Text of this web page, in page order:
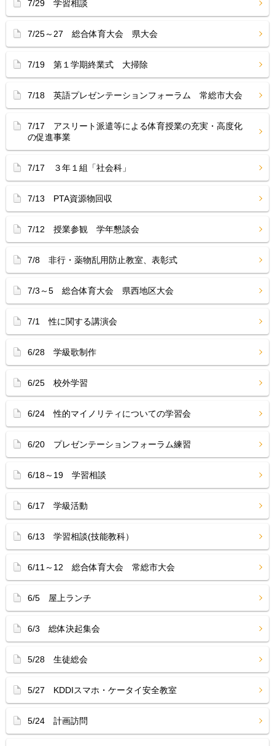
7/29 学習相談
7/25～27 総合体育大会 県大会
7/19 第１学期終業式 大掃除
7/18 英語プレゼンテーションフォーラム 常総市大会
7/17 アスリート派遣等による体育授業の充実・高度化
の促進事業
7/17 ３年１組「社会科」
7/13 PTA資源物回収
7/12 授業参観 学年懇談会
7/8 非行・薬物乱用防止教室、表彰式
7/3～5 総合体育大会 県西地区大会
7/1 性に関する講演会
6/28 学級歌制作
6/25 校外学習
6/24 性的マイノリティについての学習会
6/20 プレゼンテーションフォーラム練習
6/18～19 学習相談
6/17 学級活動
6/13 学習相談(技能教科）
6/11～12 総合体育大会 常総市大会
6/5 屋上ランチ
6/3 総体決起集会
5/28 生徒総会
5/27 KDDIスマホ・ケータイ安全教室
5/24 計画訪問